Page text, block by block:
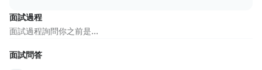
面試過程
面試過程詢問你之前是...
面試問答